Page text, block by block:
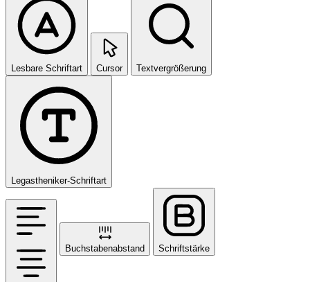
Lesbare Schriftart Cursor Textvergrößerung
Legastheniker-Schriftart
Buchstabenabstand Schriftstärke